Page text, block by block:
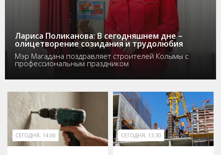
Лариса Поликанова: В сегодняшнем дне –
олицетворение созидания и трудолюбия
Мэр Магадана поздравляет строителей Колымы с
профессиональным праздником
СЕГОДНЯ, 14:00 СЕГОДНЯ, 13:30